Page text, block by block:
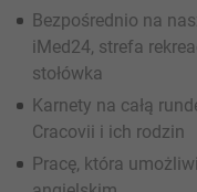
Bezpośrednio na
iMed24, strefa
stołówka
Karnety na całą
Cracovii i ich rodzin
Pracę, która